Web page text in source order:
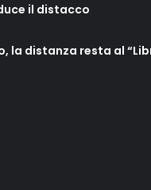
il distacco
la distanza resta al